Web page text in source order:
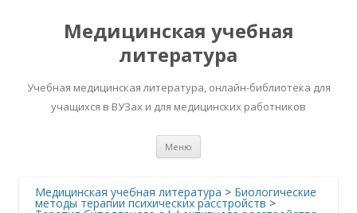
Медицинская учебная
литература
Учебная медицинская литература, онлайн-библиотека для
учащихся в ВУЗах и для медицинских работников
Меню
Медицинская учебная литература > Биологические
методы терапии психических расстройств >